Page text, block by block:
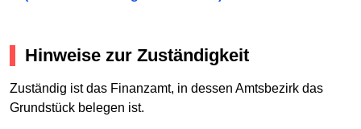
Hinweise zur Zuständigkeit
Zuständig ist das Finanzamt, in dessen Amtsbezirk das
Grundstück belegen ist.